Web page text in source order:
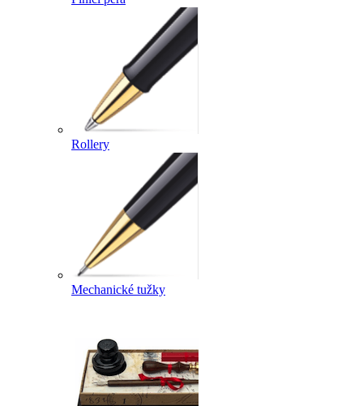
Rollery
Mechanické tužky